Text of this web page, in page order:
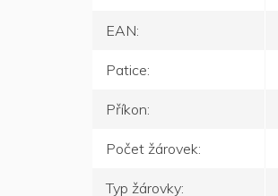
EAN:
Patice:
Příkon:
Počet žárovek:
Typ žárovky: